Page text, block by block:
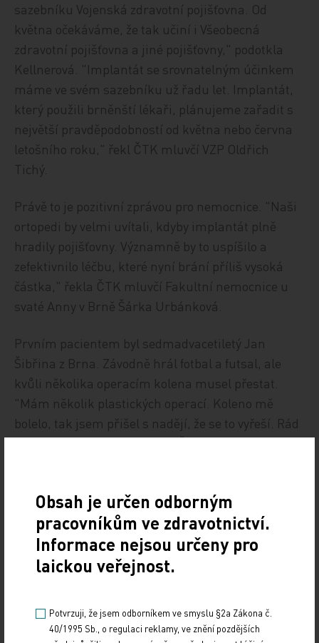
sazebníku Vojenská zdravotní pojišťovna. Od
května očekáváme, že tak učiní i Všeobecná
zdravotní pojišťovna a jiné pojišťovny," podotkla
Kellnerová. "Implantát se srovnatelným účinkem
máme ve svém sazebníku už řadu let. Implantát,
který použili brněnští lékaři, plánujeme zařadit s
největší pravděpodobností od května nebo června
letošního roku," řekl ČTK mluvčí VZP Oldřich
Tichý.
Právě to je pozitivní zprávou pro nemocnice. "Naši
ortopedi by velmi uvítali, kdyby implantát plně
hradily pojišťovny. Významně by to uspíšilo a
zefektivnilo léčbu, které nyní brání příliš vysoká
částka," řekla ČTK mluvčí Fakultní nemocnice u
svaté Anny v Brně Šárka Urbánková.
Prvním pacientem byl sedmadvacetiletý Jan
Šibřina z Brna. Závodně hrál fotbal a futsal, ale
kvůli několika operacím kolena musel přestat.
"Mám několik plastických operací. Koleno mě
bolelo, tak jsem přišel s nadějí, že se to vyřeší. Rád
bych znovu sportoval," dodal Šibřina.
ČTK
Zdroj: ČTK
Sdílejte článek
Obsah je určen odborným
pracovníkům ve zdravotnictví.
Informace nejsou určeny pro
laickou veřejnost.
Potvrzuji, že jsem odborníkem ve smyslu §2a Zákona č.
40/1995 Sb., o regulaci reklamy, ve znění pozdějších